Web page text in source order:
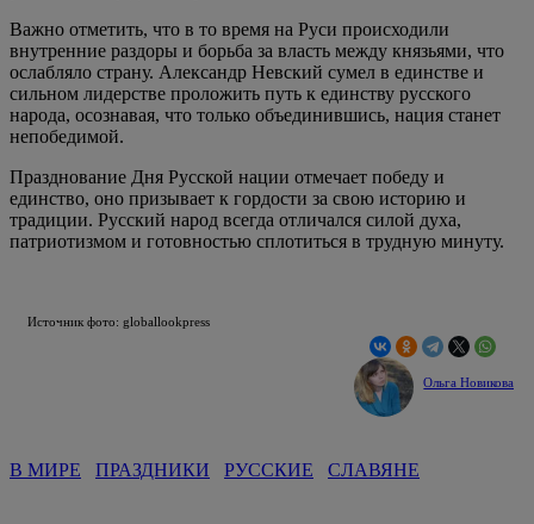
Важно отметить, что в то время на Руси происходили
внутренние раздоры и борьба за власть между князьями, что
ослабляло страну. Александр Невский сумел в единстве и
сильном лидерстве проложить путь к единству русского
народа, осознавая, что только объединившись, нация станет
непобедимой.
Празднование Дня Русской нации отмечает победу и
единство, оно призывает к гордости за свою историю и
традиции. Русский народ всегда отличался силой духа,
патриотизмом и готовностью сплотиться в трудную минуту.
Источник фото: globallookpress
Ольга Новикова
В МИРЕ ПРАЗДНИКИ РУССКИЕ СЛАВЯНЕ